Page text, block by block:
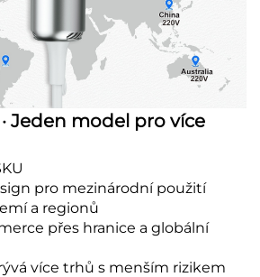
Jeden model pro více
pro mezinárodní použití
a regionů
přes hranice a globální
více trhů s menším rizikem